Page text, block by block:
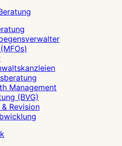
Management
(BVG)
Revision